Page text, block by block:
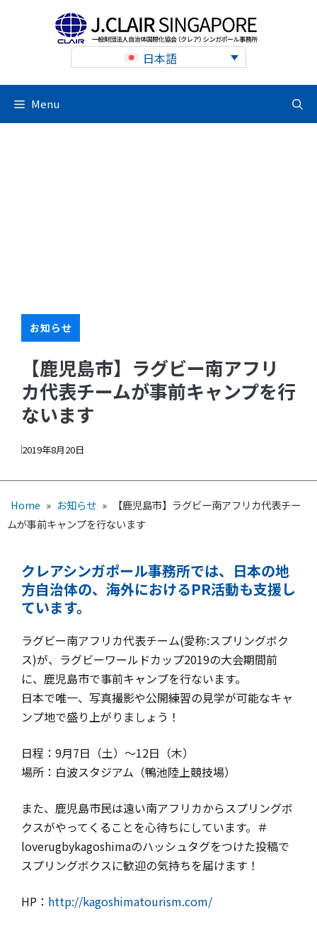
日本語
Menu
お知らせ
【鹿児島市】ラグビー南アフリ
カ代表チームが事前キャンプを行
ないます
2019年8月20日
Home » お知らせ »
【鹿児島市】ラグビー南アフリカ代表チー
ムが事前キャンプを行ないます
クレアシンガポール事務所では、日本の地
方自治体の、海外におけるPR活動も支援し
ています。
ラグビー南アフリカ代表チーム(愛称:スプリングボク
ス)が、ラグビーワールドカップ2019の大会期間前
に、鹿児島市で事前キャンプを行ないます。
日本で唯一、写真撮影や公開練習の見学が可能なキャ
ンプ地で盛り上がりましょう！
日程：9月7日（土）～12日（木）
場所：白波スタジアム（鴨池陸上競技場）
また、鹿児島市民は遠い南アフリカからスプリングボ
クスがやってくることを心待ちにしています。＃
loverugbykagoshimaのハッシュタグをつけた投稿で
スプリングボクスに歓迎の気持ちを届けます！
HP： http://kagoshimatourism.com/